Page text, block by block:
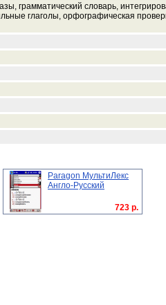
грамматический словарь,
глаголы, орфографическая
Paragon МультиЛекс
Англо-Русский
723 р.